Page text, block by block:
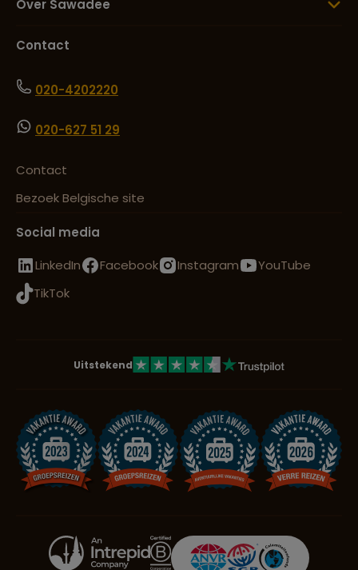
Over Sawadee
Contact
020-4202220
020-627 51 29
Contact
Bezoek Belgische site
Social media
LinkedIn
Facebook Instagram
YouTube
TikTok
Uitstekend